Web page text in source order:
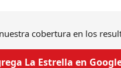
cobertura en los
La Estrella en